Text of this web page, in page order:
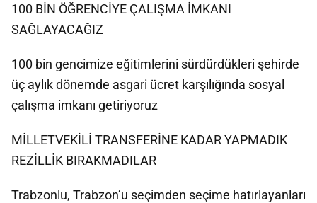
100 BİN ÖĞRENCİYE ÇALIŞMA İMKANI
SAĞLAYACAĞIZ
100 bin gencimize eğitimlerini sürdürdükleri şehirde
üç aylık dönemde asgari ücret karşılığında sosyal
çalışma imkanı getiriyoruz
MİLLETVEKİLİ TRANSFERİNE KADAR YAPMADIK
REZİLLİK BIRAKMADILAR
Trabzonlu, Trabzon’u seçimden seçime hatırlayanları